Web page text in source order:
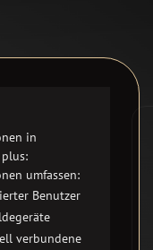
in
umfassen:
Benutzer
verbundene